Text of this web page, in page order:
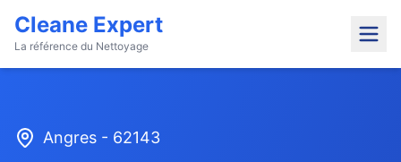
Cleane Expert
La référence du Nettoyage
Angres - 62143